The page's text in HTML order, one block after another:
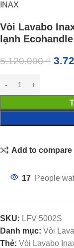
INAX
Vòi Lavabo
lạnh Ecohandle
5.120.000₫
Add to compare
17 People
SKU: LFV-5002S
Danh mục: Vòi
Thẻ: Vòi Lavabo